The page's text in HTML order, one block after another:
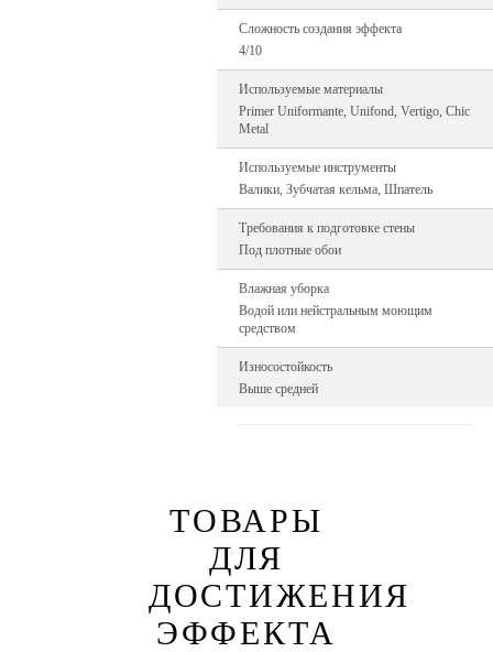
Сложность создания эффекта
4/10
Используемые материалы
Primer Uniformante, Unifond, Vertigo, Chic
Metal
Используемые инструменты
Валики, Зубчатая кельма, Шпатель
Требования к подготовке стены
Под плотные обои
Влажная уборка
Водой или нейстральным моющим
средством
Износостойкость
Выше средней
ТОВАРЫ
ДЛЯ
ДОСТИЖЕНИЯ
ЭФФЕКТА